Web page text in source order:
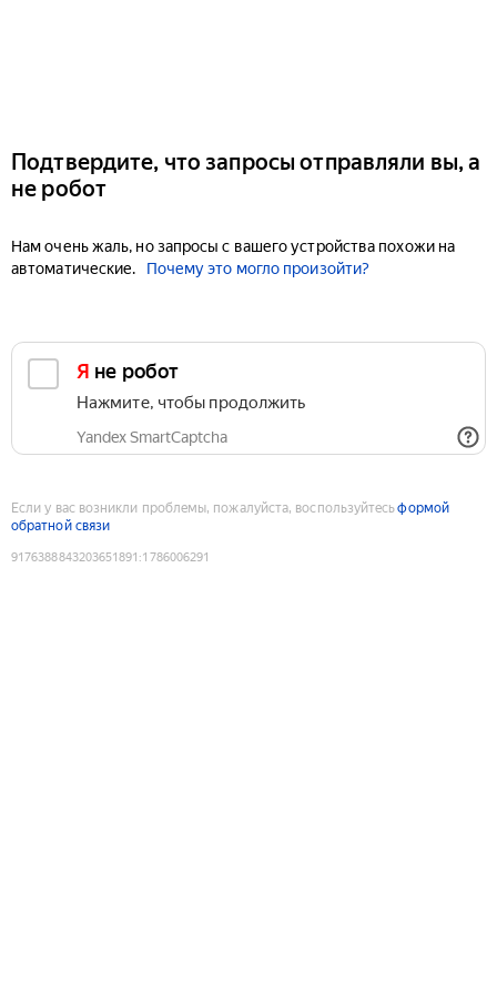
Подтвердите, что запросы отправляли вы, а
не робот
Нам очень жаль, но запросы с вашего устройства похожи на
автоматические.
Почему это могло произойти?
Я не робот
Нажмите, чтобы продолжить
Yandex SmartCaptcha
Если у вас возникли проблемы, пожалуйста, воспользуйтесьформой
обратной связи
9176388843203651891 :1786006291